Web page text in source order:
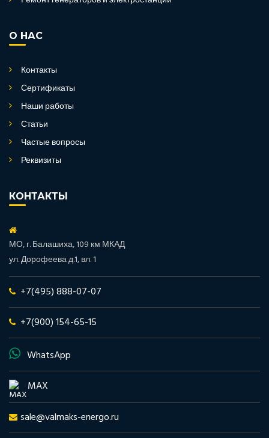
О НАС
Контакты
Сертификаты
Наши работы
Статьи
Частые вопросы
Реквизиты
КОНТАКТЫ
МО, г. Балашиха, 109 км МКАД
ул. Дорофеева д.1, вл. 1
+7(495) 888-07-07
+7(900) 154-65-15
WhatsApp
MAX
sale@valmaks-energo.ru